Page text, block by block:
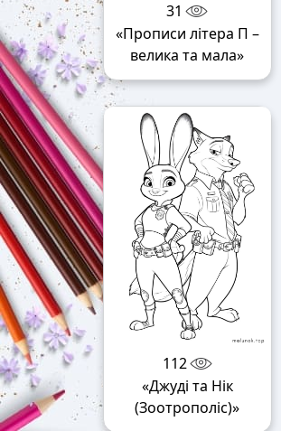
31
«Прописи літера П –
велика та мала»
112
«Джуді та Нік
(Зоотрополіс)»